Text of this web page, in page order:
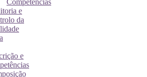
Competências
e
da
e